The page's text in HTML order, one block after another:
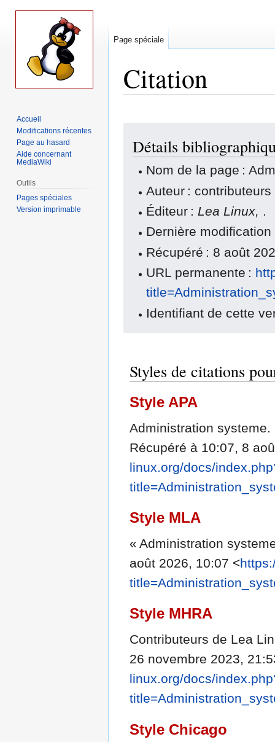
Citation
navigation
recherche
Détails
Nom de la page :
Auteur :
Éditeur : Lea Linux, .
Dernière
Récupéré : 8 août
URL permanente :
Identifiant de cette
Styles de citations
Style APA
Administration
Récupéré à 10:07, 8
linux.org/docs/
Style MLA
« Administration
août 2026, 10:07 <
Style MHRA
Contributeurs de Lea
26 novembre 2023,
linux.org/docs/
Style Chicago
Page spéciale
Accueil
Modifications récentes
Page au hasard
Aide concernant
MediaWiki
Outils
Pages spéciales
Version imprimable